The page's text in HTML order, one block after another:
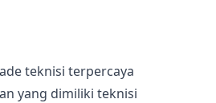
teknisi terpercaya
yang dimiliki teknisi